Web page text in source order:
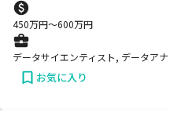
450万円〜600万円
データサイエンティスト, データアナ
お気に入り